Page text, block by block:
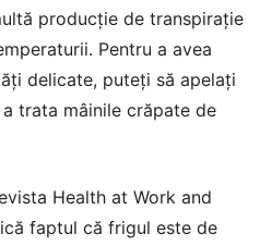
producție de transpirație
Pentru a avea
delicate, puteți să apelați
trata mâinile crăpate de
Health at Work and
faptul că frigul este de